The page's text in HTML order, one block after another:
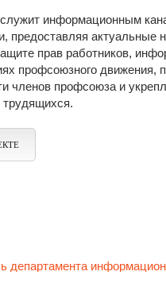
информационным
предоставляя актуальные
прав работников,
профсоюзного движения,
членов профсоюза и
трудящихся.
департамента